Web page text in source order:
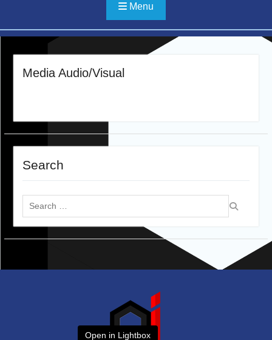
Menu
Media Audio/Visual
Search
Search
for:
Open in Lightbox